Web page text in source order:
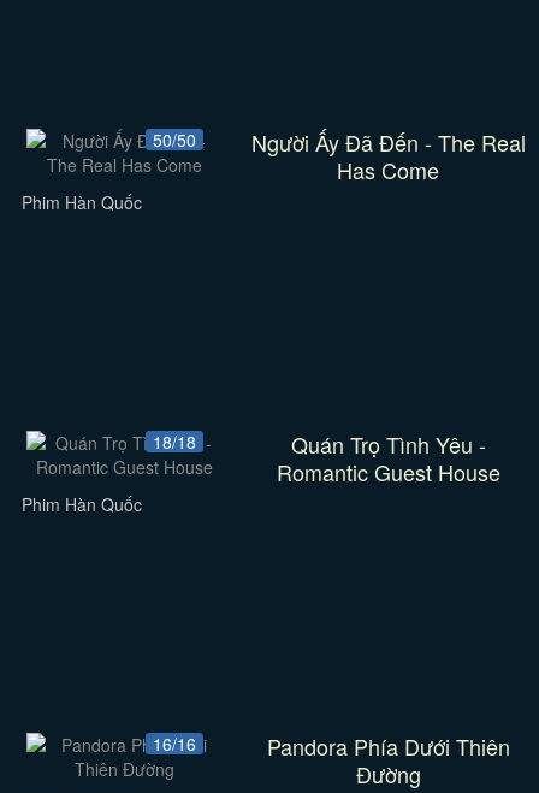
50/50
Người Ấy Đã Đến - The Real
Has Come
Phim Hàn Quốc
18/18
Quán Trọ Tình Yêu -
Romantic Guest House
Phim Hàn Quốc
16/16
Pandora Phía Dưới Thiên
Đường